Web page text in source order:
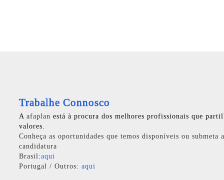
Trabalhe Connosco
A afaplan está à procura dos melhores profissionais que
valores.
Conheça as oportunidades que temos disponíveis ou submeta
candidatura
Brasil:aqui
Portugal / Outros: aqui